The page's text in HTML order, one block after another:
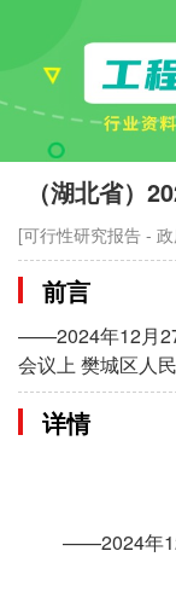
（湖北省）
[可行性研究报告 -
前言
​——2024年12月
会议上 樊城区人
详情
——2024年